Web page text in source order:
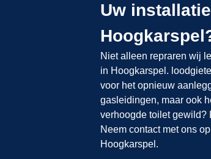
Uw
Niet alleen repraren wij
in Hoogkarspel.
voor het opnieuw
gasleidingen, maar ook
verhoogde toilet gewild?
Neem contact met ons
Hoogkarspel.